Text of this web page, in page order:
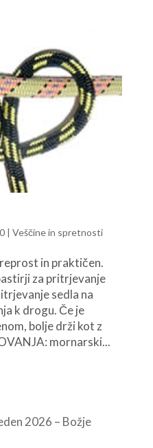
| Veščine in spretnosti
in praktičen.
za pritrjevanje
sedla na
k drogu. Če je
bolje drži kot z
mornarski...
2026 – Božje